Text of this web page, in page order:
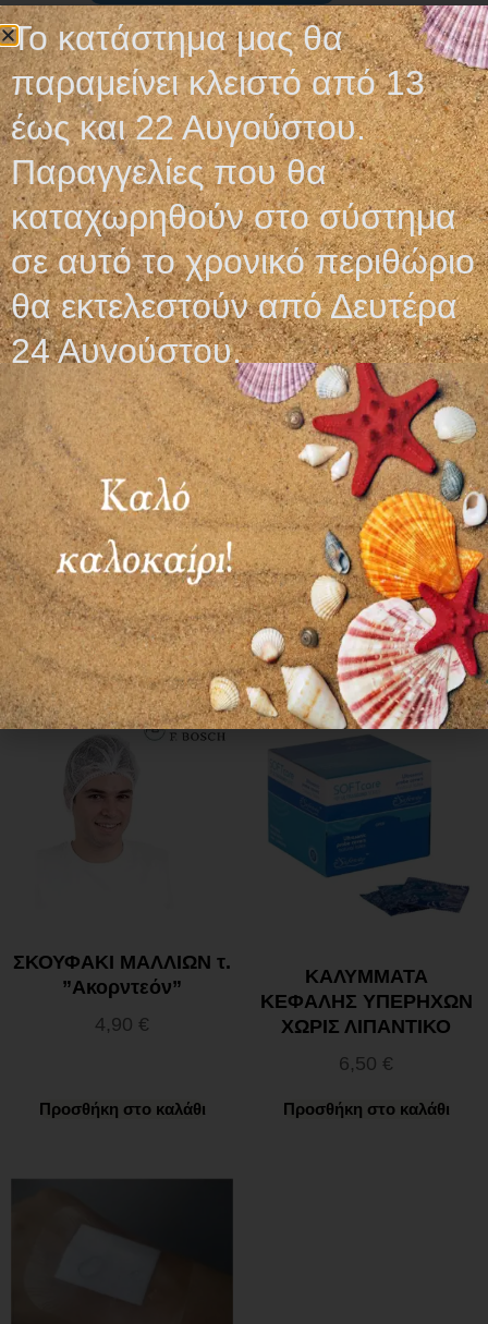
Οι τελικές τιμές και η διαθεσιμότητα των προϊόντων
επιβεβαιώνονται με την λήψη του προτιμολογίου και
ενδέχεται να αλλάξουν χωρίς ειδοποίηση.
Σχετικά προϊόντα
ΧΑΡΤΙ
ΕΠΑΓΓΕΛΜΑΤΙΚΟ ΣΕ
ΡΟΛΟ 1450gr
4,90€
Προσθήκη στο καλάθι
ΚΟΡΔΕΛΑ ΜΑΛΛΙΩΝ
ΕΛΑΣΤΙΚΗ
12,90€
Προσθήκη στο καλάθι
ΣΚΟΥΦΑΚΙ ΜΑΛΛΙΩΝ τ.
”Ακορντεόν”
4,90 €
Προσθήκη στο καλάθι
ΚΑΛΥΜΜΑΤΑ
ΚΕΦΑΛΗΣ ΥΠΕΡΗΧΩΝ
ΧΩΡΙΣ ΛΙΠΑΝΤΙΚΟ
6,50 €
Προσθήκη στο καλάθι
Το κατάστημα μας θα
παραμείνει κλειστό από 13
έως και 22 Αυγούστου.
Παραγγελίες που θα
καταχωρηθούν στο σύστημα
σε αυτό το χρονικό περιθώριο
θα εκτελεστούν από Δευτέρα
24 Αυγούστου.